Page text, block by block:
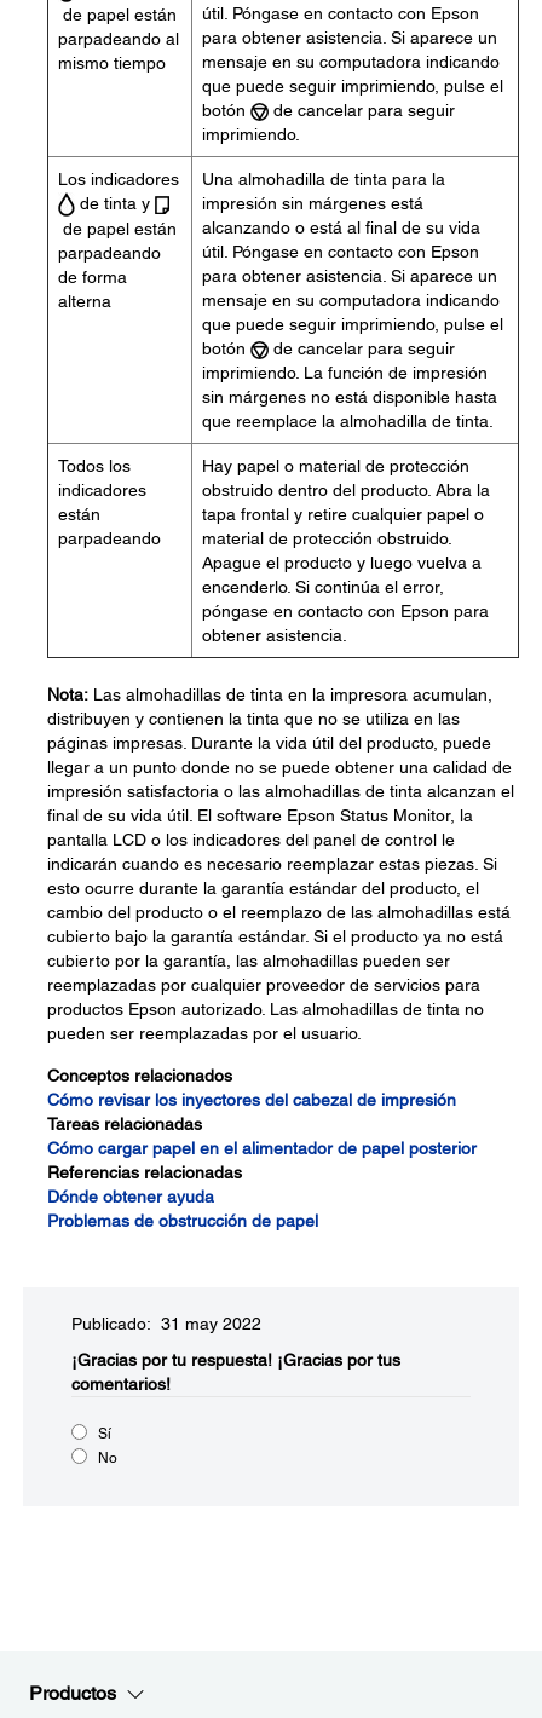
de papel están
parpadeando al
mismo tiempo
útil. Póngase en contacto con Epson
para obtener asistencia. Si aparece un
mensaje en su computadora indicando
que puede seguir imprimiendo, pulse el
botón
de cancelar para seguir
imprimiendo.
Los indicadores
de tinta y
de papel están
parpadeando
de forma
alterna
Una almohadilla de tinta para la
impresión sin márgenes está
alcanzando o está al final de su vida
útil. Póngase en contacto con Epson
para obtener asistencia. Si aparece un
mensaje en su computadora indicando
que puede seguir imprimiendo, pulse el
botón
de cancelar para seguir
imprimiendo. La función de impresión
sin márgenes no está disponible hasta
que reemplace la almohadilla de tinta.
Todos los
indicadores
están
parpadeando
Hay papel o material de protección
obstruido dentro del producto. Abra la
tapa frontal y retire cualquier papel o
material de protección obstruido.
Apague el producto y luego vuelva a
encenderlo. Si continúa el error,
póngase en contacto con Epson para
obtener asistencia.
Nota: Las almohadillas de tinta en la impresora acumulan,
distribuyen y contienen la tinta que no se utiliza en las
páginas impresas. Durante la vida útil del producto, puede
llegar a un punto donde no se puede obtener una calidad de
impresión satisfactoria o las almohadillas de tinta alcanzan el
final de su vida útil. El software Epson Status Monitor, la
pantalla LCD o los indicadores del panel de control le
indicarán cuando es necesario reemplazar estas piezas. Si
esto ocurre durante la garantía estándar del producto, el
cambio del producto o el reemplazo de las almohadillas está
cubierto bajo la garantía estándar. Si el producto ya no está
cubierto por la garantía, las almohadillas pueden ser
reemplazadas por cualquier proveedor de servicios para
productos Epson autorizado. Las almohadillas de tinta no
pueden ser reemplazadas por el usuario.
Conceptos relacionados
Cómo revisar los inyectores del cabezal de impresión
Tareas relacionadas
Cómo cargar papel en el alimentador de papel posterior
Referencias relacionadas
Dónde obtener ayuda
Problemas de obstrucción de papel
Publicado: 31 may 2022
¡Gracias por tu respuesta! ¡Gracias por tus
comentarios!
Sí
No
Productos